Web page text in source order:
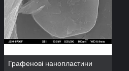
Умови постачання –
FCA
Графенові нанопластини